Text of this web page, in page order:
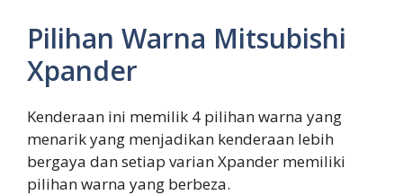
Pilihan Warna Mitsubishi
Xpander
Kenderaan ini memilik 4 pilihan warna yang
menarik yang menjadikan kenderaan lebih
bergaya dan setiap varian Xpander memiliki
pilihan warna yang berbeza.